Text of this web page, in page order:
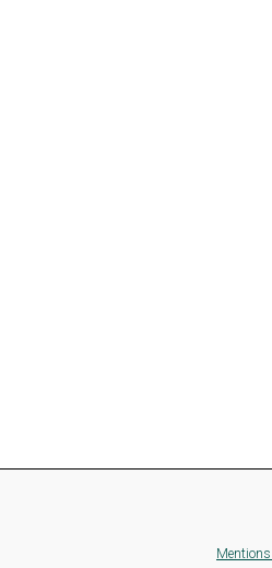
Mentions